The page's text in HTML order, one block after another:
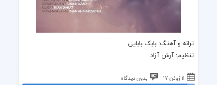
ترانه وآهنگ: بابک بابایی
تنظیم: آرش آزاد
11 ژوئن 17 بدون دیدگاه